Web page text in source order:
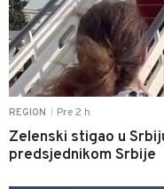
REGION Pre 2 h
Zelenski stigao u
predsjednikom Srbije